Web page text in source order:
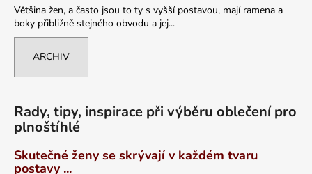
Většina žen, a často jsou to ty s vyšší postavou, mají ramena a
boky přibližně stejného obvodu a jej...
ARCHIV
Rady, tipy, inspirace při výběru oblečení pro
plnoštíhlé
Skutečné ženy se skrývají v každém tvaru
postavy ...